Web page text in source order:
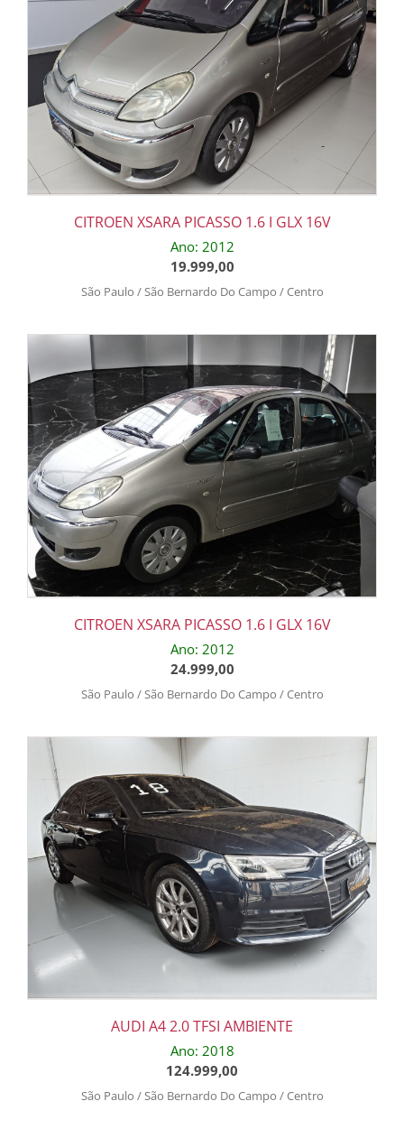
CITROEN XSARA PICASSO 1.6 I GLX 16V
Ano: 2012
19.999,00
São Paulo / São Bernardo Do Campo / Centro
CITROEN XSARA PICASSO 1.6 I GLX 16V
Ano: 2012
24.999,00
São Paulo / São Bernardo Do Campo / Centro
AUDI A4 2.0 TFSI AMBIENTE
Ano: 2018
124.999,00
São Paulo / São Bernardo Do Campo / Centro